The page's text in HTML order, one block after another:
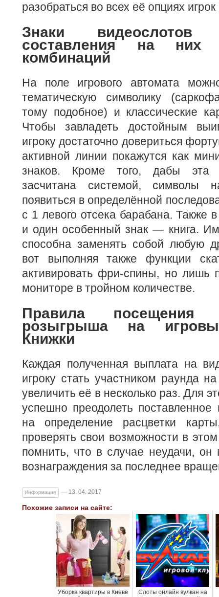
разобраться во всех её опциях
Знаки
составления на них
комбинаций
На поле игрового автомата
тематическую символику
тому подобное) и классические
Чтобы завладеть достойным
игроку достаточно довериться
активной линии покажутся как
знаков. Кроме того, дабы эта
засчитана системой, символы
появиться в определённой
с 1 левого отсека барабана. Также
и один особенный знак — книга.
способна заменять собой любую
вот выполняя также функции
активировать фри-спины, но лишь
мониторе в тройном количестве.
Правила посещения
розыгрыша на
Книжки
Каждая полученная выплата на
игроку стать участником раунда
увеличить её в несколько раз. Для
успешно преодолеть
на определение расцветки
проверять свои возможности в
помнить, что в случае неудачи, он
вознаграждения за последнее
Информация — 13. 04. 2017
Похожие записи на сайте:
Уборка квартиры в Киеве
Слоты онлайн вулкан на